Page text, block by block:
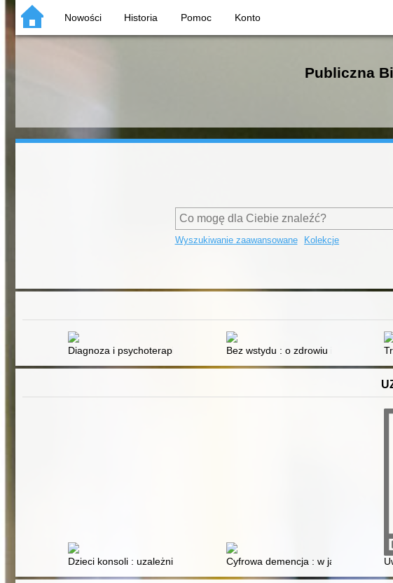
Nowości Historia Pomoc Konto
Publiczna
Wyszukiwanie zaawansowane Kolekcje
Diagnoza i psychoterapia uzależnień. T. 1Bez wstydu : o zdrowiu intymnym i
Dzieci konsoli : uzależnienie od gier Cyfrowa demencja : w jaki sposób